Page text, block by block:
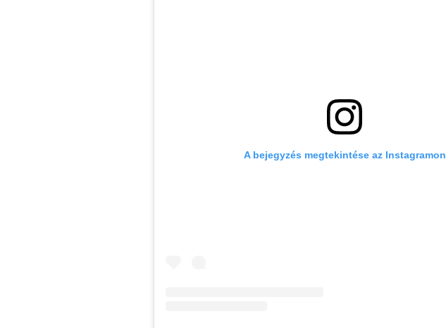
A bejegyzés megtekintése az Instagramon